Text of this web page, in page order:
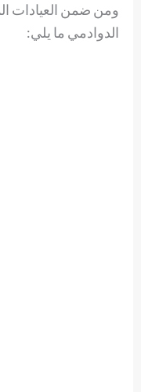
ومن ضمن العيادات
الدوادمي ما يلي: